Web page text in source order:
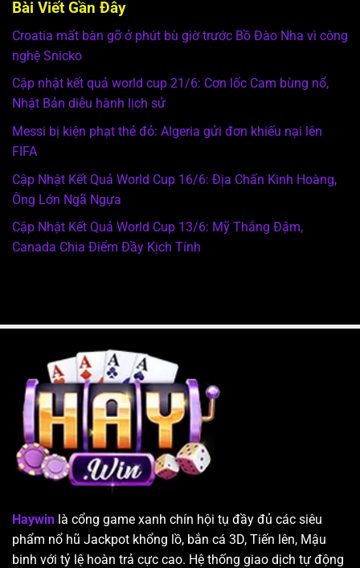
Bài Viết Gần Đây
Croatia mất bàn gỡ ở phút bù giờ trước Bồ Đào Nha vì công
nghệ Snicko
Cập nhật kết quả world cup 21/6: Cơn lốc Cam bùng nổ,
Nhật Bản diễu hành lịch sử
Messi bị kiện phạt thẻ đỏ: Algeria gửi đơn khiếu nại lên
FIFA
Cập Nhật Kết Quả World Cup 16/6: Địa Chấn Kinh Hoàng,
Ông Lớn Ngã Ngựa
Cập Nhật Kết Quả World Cup 13/6: Mỹ Thắng Đậm,
Canada Chia Điểm Đầy Kịch Tính
Haywin là cổng game xanh chín hội tụ đầy đủ các siêu
phẩm nổ hũ Jackpot khổng lồ, bắn cá 3D, Tiến lên, Mậu
binh với tỷ lệ hoàn trả cực cao. Hệ thống giao dịch tự động